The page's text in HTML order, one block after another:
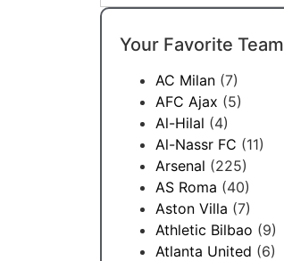
Your Favorite Team
AC Milan (7)
AFC Ajax (5)
Al-Hilal (4)
Al-Nassr FC (11)
Arsenal (225)
AS Roma (40)
Aston Villa (7)
Athletic Bilbao (9)
Atlanta United (6)